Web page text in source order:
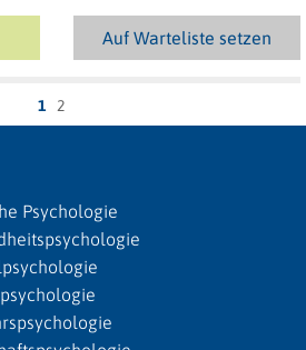
Auf Warteliste setzen
1 2
Psychologie